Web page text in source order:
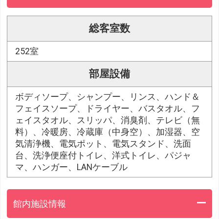
総客室数
252室
部屋設備
ボディソープ、シャンプー、リンス、ハンド＆
フェイスソープ、ドライヤー、バスタオル、フ
ェイスタオル、スリッパ、消臭剤、テレビ（無
料）、冷暖房、冷蔵庫（中身空）、加湿器、空
気清浄機、電気ポット、電気スタンド、洗面
台、洗浄便座付トイレ、洋式トイレ、パジャ
マ、ハンガー、LANケーブル
館内施設情報